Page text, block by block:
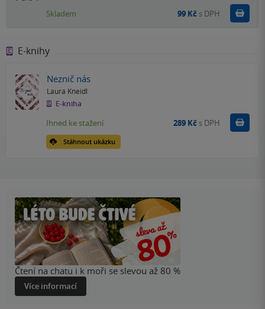
Skladem 99 Kč s DPH
E-knihy
Neznič nás
Laura Kneidl
E-kniha
Stáhnout ukázku
Ihned ke stažení 289 Kč s DPH Koupit
Čtení na chatu i k moři se slevou až 80 %
Více informací